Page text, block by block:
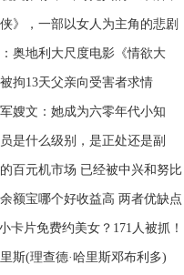
了一辈子！
侠》，一部以女人为主角的悲剧
片
奥地利大尺度电影《情欲大
术中触动心灵。
拘13天父亲向受害者求情
嫂文：她成为六零年代小知
灵泉嫁给帅气军长
是什么级别，是正处还是副
级正职有啥区别？
百元机市场 已经被中兴和努比
额宝哪个好收益高 两者优缺点
介绍
卡片免费约美女？171人被抓！
斯(理查德·哈里斯邓布利多)